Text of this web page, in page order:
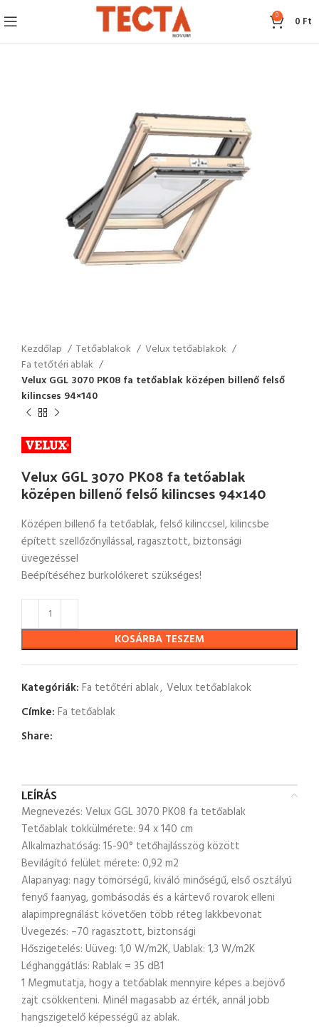
0 0 Ft
Kezdőlap Tetőablakok
Velux tetőablakok
Fa tetőtéri ablak
Velux GGL 3070 PK08 fa tetőablak középen billenő felső
kilincses 94×140
Velux GGL 3070 PK08 fa tetőablak
középen billenő felső kilincses 94×140
Középen billenő fa tetőablak, felső kilinccsel, kilincsbe
épített szellőzőnyílással, ragasztott, biztonsági
üvegezéssel
Beépítéséhez burkolókeret szükséges!
KOSÁRBA TESZEM
Kategóriák: Fa tetőtéri ablak, Velux tetőablakok
Címke: Fa tetőablak
Share:
LEÍRÁS
Megnevezés: Velux GGL 3070 PK08 fa tetőablak
Tetőablak tokkülmérete: 94 x 140 cm
Alkalmazhatóság: 15-90° tetőhajlásszög között
Bevilágító felület mérete: 0,92 m2
Alapanyag: nagy tömörségű, kiváló minőségű, első osztályú
fenyő faanyag, gombásodás és a kártevő rovarok elleni
alapimpregnálást követően több réteg lakkbevonat
Üvegezés: –70 ragasztott, biztonsági
Hőszigetelés: Uüveg: 1,0 W/m2K, Uablak: 1,3 W/m2K
Léghanggátlás: Rablak = 35 dB1
1 Megmutatja, hogy a tetőablak mennyire képes a bejövő
zajt csökkenteni. Minél magasabb az érték, annál jobb
hangszigetelő képességű az ablak.